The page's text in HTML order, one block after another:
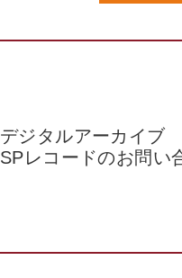
デジタルアーカイブ
SPレコードのお問い